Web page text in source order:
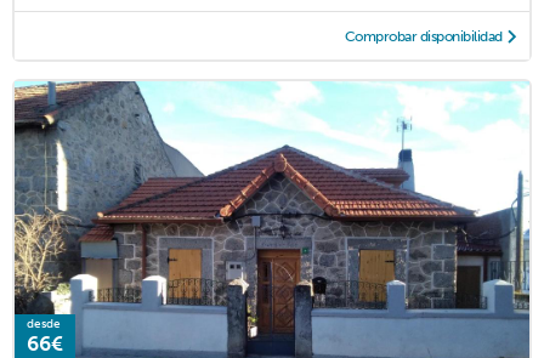
Comprobar disponibilidad
desde
66€